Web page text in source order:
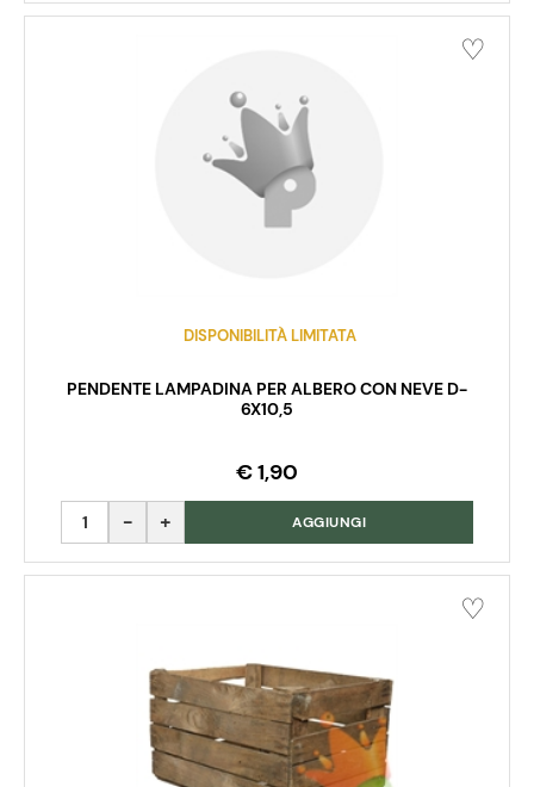
DISPONIBILITÀ LIMITATA
PENDENTE LAMPADINA PER ALBERO CON NEVE D-
6X10,5
€ 1,90
Quantità AGGIUNGI